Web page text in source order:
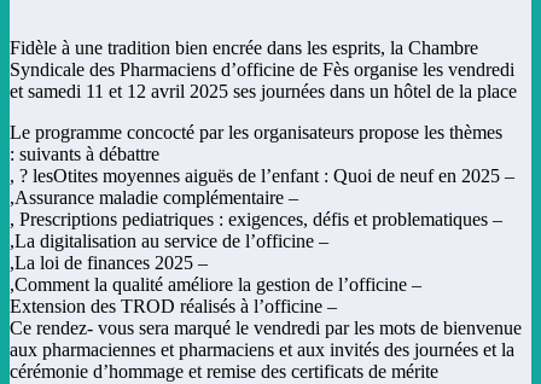
Fidèle à une tradition bien encrée dans les esprits, la Chambre
Syndicale des Pharmaciens d’officine de Fès organise les vendredi
et samedi 11 et 12 avril 2025 ses journées dans un hôtel de la place
Le programme concocté par les organisateurs propose les thèmes
suivants à débattre :
– lesOtites moyennes aiguës de l’enfant : Quoi de neuf en 2025 ? ,
– Assurance maladie complémentaire,
– Prescriptions pediatriques : exigences, défis et problematiques ,
– La digitalisation au service de l’officine,
– La loi de finances 2025,
– Comment la qualité améliore la gestion de l’officine,
– Extension des TROD réalisés à l’officine
Ce rendez- vous sera marqué le vendredi par les mots de bienvenue
aux pharmaciennes et pharmaciens et aux invités des journées et la
cérémonie d’hommage et remise des certificats de mérite